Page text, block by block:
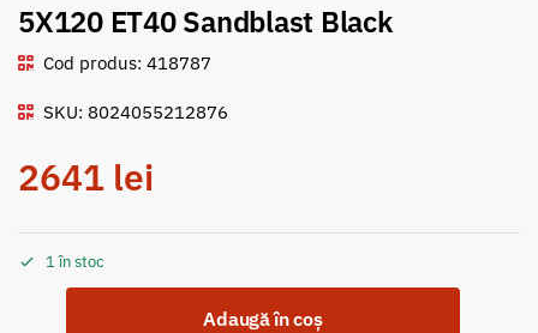
5X120 ET40 Sandblast Black
Cod produs: 418787
SKU: 8024055212876
2641 lei
1 în stoc
Adaugă în coș